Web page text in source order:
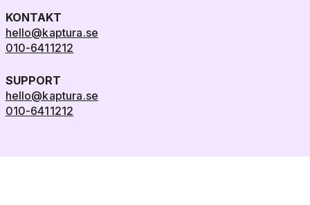
KONTAKT
hello@kaptura.se
010-6411212
SUPPORT
hello@kaptura.se
010-6411212